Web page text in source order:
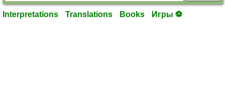
Interpretations Translations Books Игры ⚽